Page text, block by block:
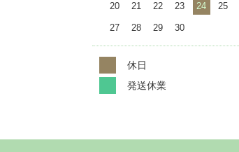
20 21 22 23 24 25
27 28 29 30
休日
発送休業